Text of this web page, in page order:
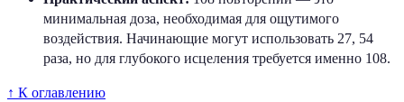
минимальная доза, необходимая для ощутимого
воздействия. Начинающие могут использовать 27, 54
раза, но для глубокого исцеления требуется именно 108.
↑ К оглавлению